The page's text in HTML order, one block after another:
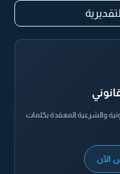
والشرعية المعقدة بكلمات
الآن